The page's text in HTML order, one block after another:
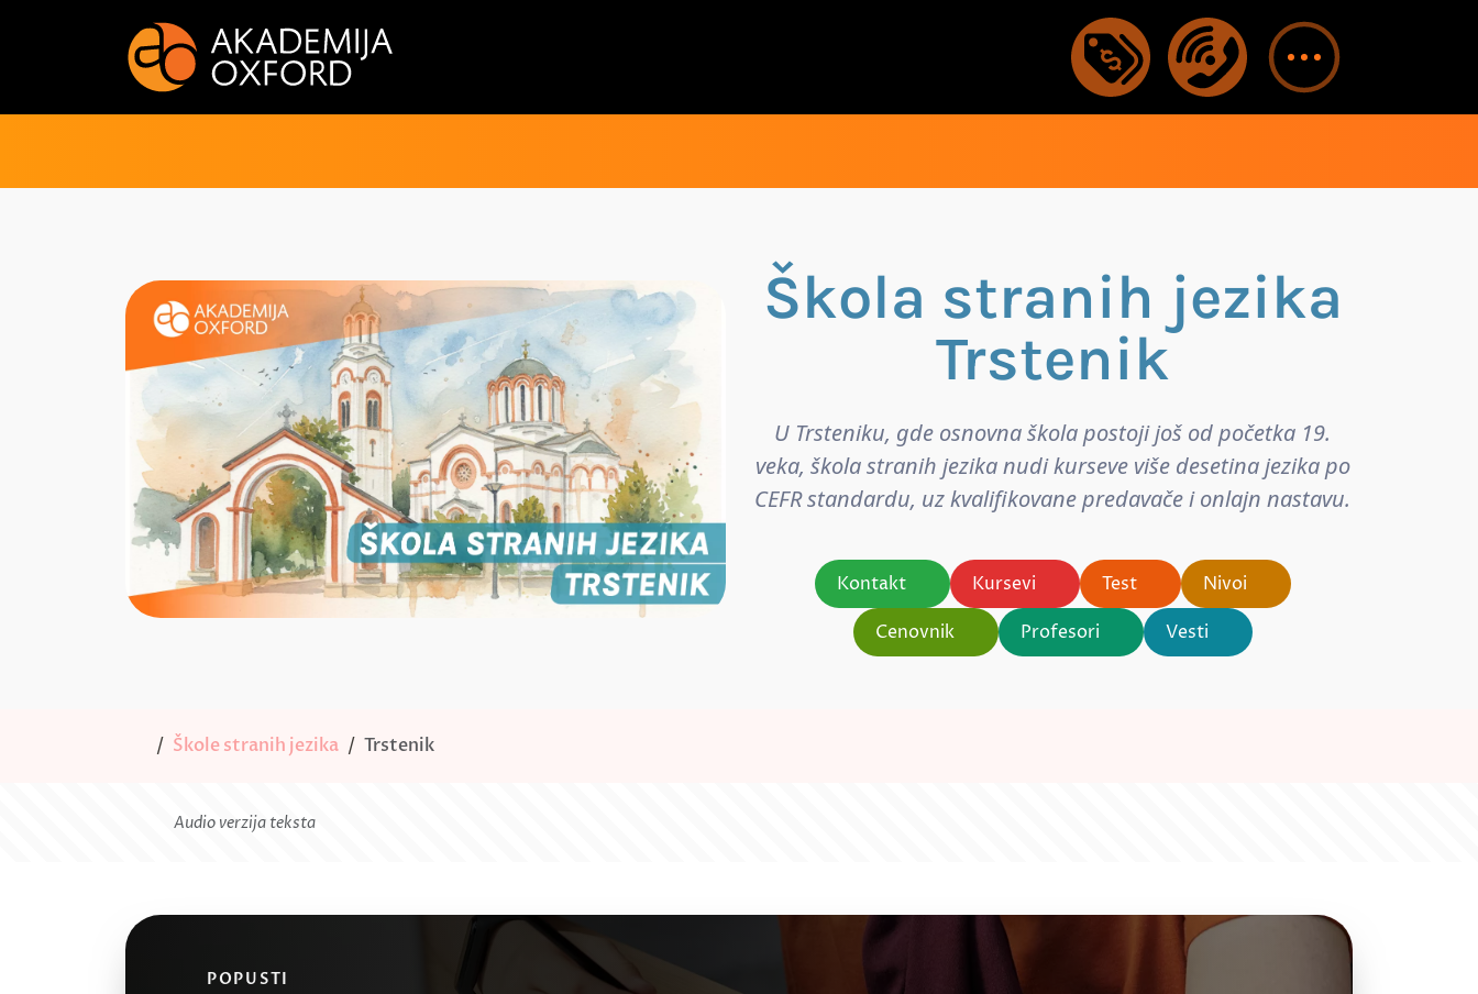
Škola stranih jezika
Trstenik
U Trsteniku, gde osnovna škola postoji još od početka 19.
veka, škola stranih jezika nudi kurseve više desetina jezika po
CEFR standardu, uz kvalifikovane predavače i onlajn nastavu.
Kontakt Kursevi Test
Nivoi
Cenovnik
Profesori Vesti
Škole stranih jezika Trstenik
Audio verzija teksta
POPUSTI